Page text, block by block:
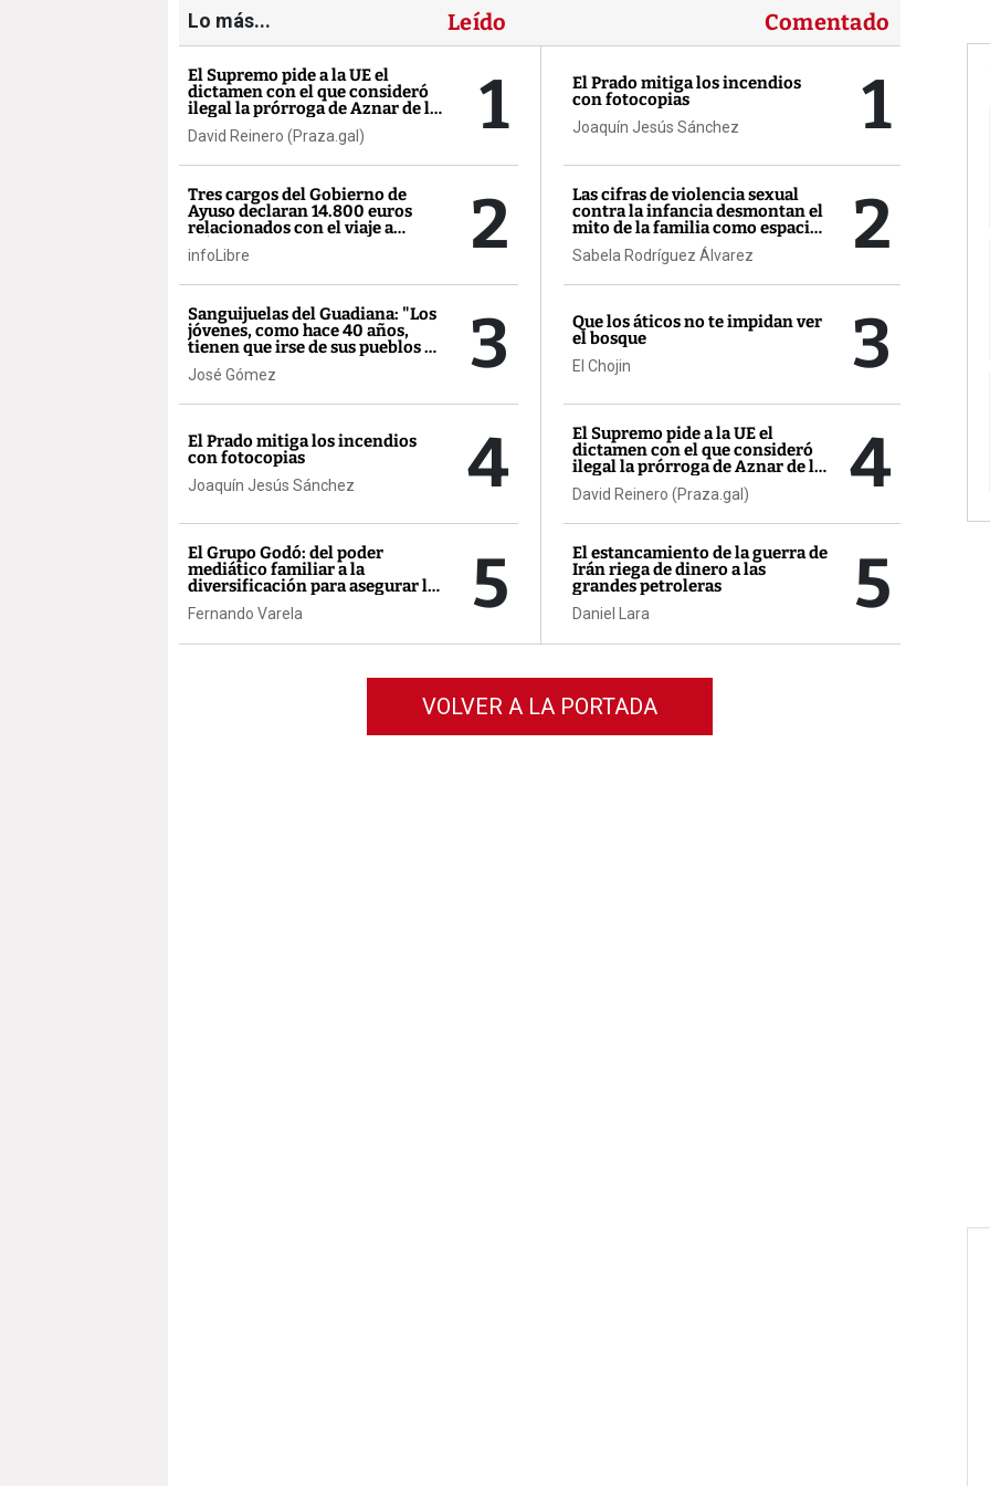
Lo más... Leído Comentado
El Supremo pide a la UE el
dictamen con el que consideró
ilegal la prórroga de Aznar de la
AP-9
David Reinero (Praza.gal) 1
Tres cargos del Gobierno de
Ayuso declaran 14.800 euros
relacionados con el viaje a
México
infoLibre 2
Sanguijuelas del Guadiana: "Los
jóvenes, como hace 40 años,
tienen que irse de sus pueblos o
de Extremadura"
José Gómez 3
El Prado mitiga los incendios
con fotocopias
Joaquín Jesús Sánchez 4
El Grupo Godó: del poder
mediático familiar a la
diversificación para asegurar la
supervivencia
Fernando Varela 5
El Prado mitiga los incendios
con fotocopias
Joaquín Jesús Sánchez 1
Las cifras de violencia sexual
contra la infancia desmontan el
mito de la familia como espacio
seguro
Sabela Rodríguez Álvarez 2
Que los áticos no te impidan ver
el bosque
El Chojin 3
El Supremo pide a la UE el
dictamen con el que consideró
ilegal la prórroga de Aznar de la
AP-9
David Reinero (Praza.gal) 4
El estancamiento de la guerra de
Irán riega de dinero a las
grandes petroleras
Daniel Lara 5
VOLVER A LA PORTADA